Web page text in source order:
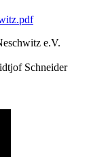
e.V.
Schneider